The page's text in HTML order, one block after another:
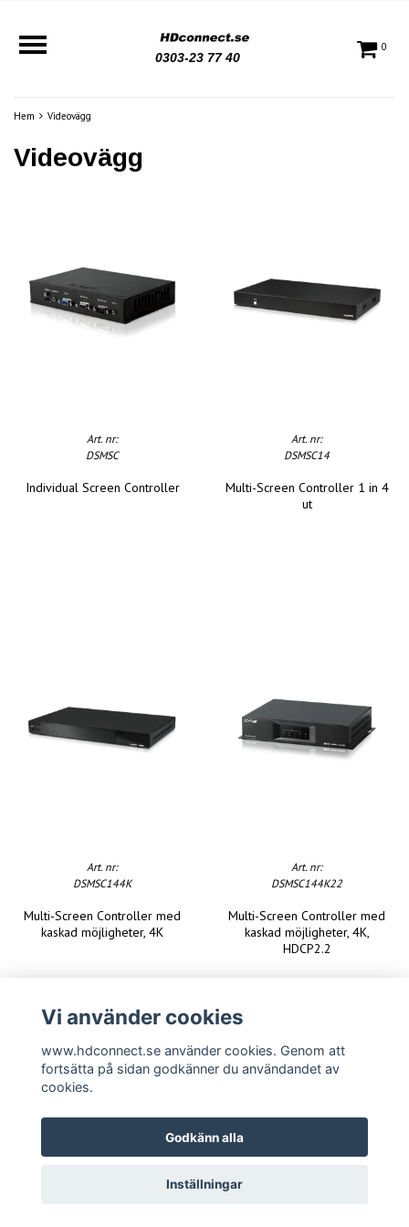
0303-23 77 40
0
Hem Videovägg
Videovägg
Art. nr:
DSMSC
Individual Screen Controller
Art. nr:
DSMSC14
Multi-Screen Controller 1 in 4
ut
Art. nr:
DSMSC144K
Multi-Screen Controller med
kaskad möjligheter, 4K
Art. nr:
DSMSC144K22
Multi-Screen Controller med
kaskad möjligheter, 4K,
HDCP2.2
Vi använder cookies
www.hdconnect.se använder cookies. Genom att
fortsätta på sidan godkänner du användandet av
cookies.
Godkänn alla
Inställningar